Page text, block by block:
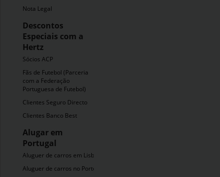
Nota Legal
Descontos
Especiais com a
Hertz
Sócios ACP
Fãs de Futebol (Parceria
com a Federação
Portuguesa de Futebol)
Clientes Seguro Directo
Clientes Banco Best
Alugar em
Portugal
Aluguer de carros em Lisboa
Aluguer de carros no Porto